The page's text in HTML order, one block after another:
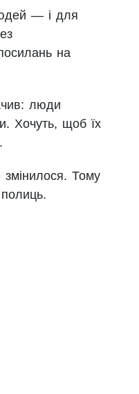
у
and
Business,
про
про ім’я,
як
книг
і
і
х — деякі
— і для
на
люди
Хочуть, щоб їх
Тому